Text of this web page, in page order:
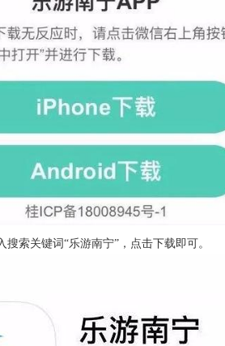
索关键词“乐游南宁”，点击下载即可。